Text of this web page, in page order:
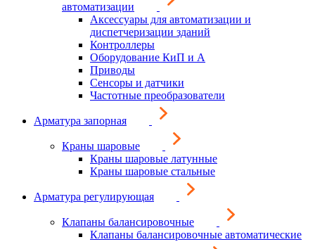
автоматизации
Аксессуары для автоматизации и
диспетчеризации зданий
Контроллеры
Оборудование КиП и А
Приводы
Сенсоры и датчики
Частотные преобразователи
Арматура запорная
Краны шаровые
Краны шаровые латунные
Краны шаровые стальные
Арматура регулирующая
Клапаны балансировочные
Клапаны балансировочные автоматические